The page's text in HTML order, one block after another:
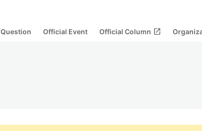
Question Official Event Official Column open_in_new